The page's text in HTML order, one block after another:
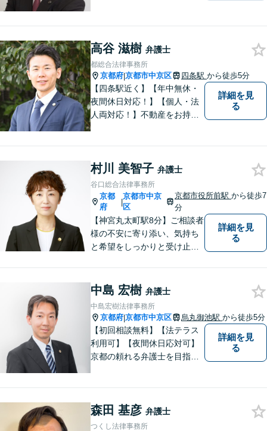
介できます。
高谷 滋樹 弁護士
都総合法律事務所
京都府|京都市中京区 四条駅 から徒歩5分
【四条駅近く】【年中無休・
夜間休日対応！】【個人・法
人両対応！】不動産をお持ち
【24時間予約受付】【出張相
談可能】【弁護士保険（特
約）全社対応いたします】
詳細を見
る
村川 美智子 弁護士
谷口総合法律事務所
京都
府
|
京都市中京
区
京都市役所前駅から徒歩7
分
【神宮丸太町駅8分】ご相談者
様の不安に寄り添い、気持ち
と希望をしっかりと受け止め
う真摯にサポートします。ど
うぞお気軽にお話しくださ
い。【完全個室で相談可】
【地域密着型の法律事務所】
詳細を見
る
中島 宏樹 弁護士
中島宏樹法律事務所
京都府|京都市中京区 烏丸御池駅 から徒歩5分
【初回相談無料】【法テラス
利用可】【夜間休日応対可】
京都の頼れる弁護士を目指し
ます。
詳細を見
る
森田 基彦 弁護士
つくし法律事務所